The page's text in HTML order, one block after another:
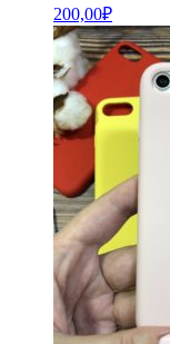
200,00₽